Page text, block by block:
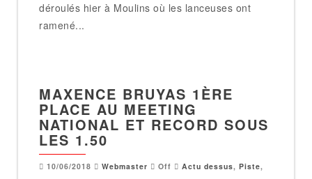
déroulés hier à Moulins où les lanceuses ont
ramené...
MAXENCE BRUYAS 1ÈRE
PLACE AU MEETING
NATIONAL ET RECORD SOUS
LES 1.50
10/06/2018 Webmaster Off Actu dessus, Piste,